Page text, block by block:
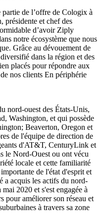
de l’offre de Cologix à
présidente et chef des
d’avoir Ziply
notre écosystème que nous
Grâce au dévouement de
dans la région et des
placés pour répondre aux
nos clients En périphérie
nord-ouest des États-Unis,
Washington, et qui possède
Beaverton, Oregon et
de l'équipe de direction de
d'AT&T, CenturyLink et
le Nord-Ouest ou ont vécu
locale et cette familiarité
de l'état d'esprit et
a acquis les actifs du nord-
2020 et s'est engagée à
pour améliorer son réseau et
à travers sa zone